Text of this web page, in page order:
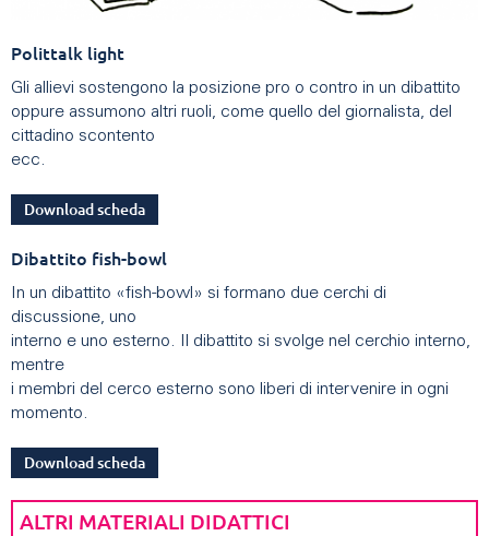
Polittalk light
Gli allievi sostengono la posizione pro o contro in un dibattito
oppure assumono altri ruoli, come quello del giornalista, del
cittadino scontento
ecc.
Download scheda
Dibattito fish-bowl
In un dibattito «fish-bowl» si formano due cerchi di
discussione, uno
interno e uno esterno. Il dibattito si svolge nel cerchio interno,
mentre
i membri del cerco esterno sono liberi di intervenire in ogni
momento.
Download scheda
ALTRI MATERIALI DIDATTICI